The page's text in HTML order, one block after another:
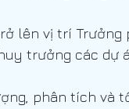
lên vị trí Trưởng
trưởng các dự
phân tích và